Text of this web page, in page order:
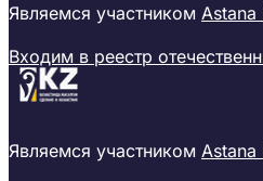
Являемся участником Astana
Входим в реестр
Являемся участником Astana